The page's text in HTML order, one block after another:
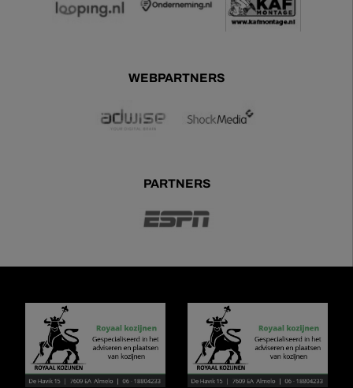
WEBPARTNERS
PARTNERS